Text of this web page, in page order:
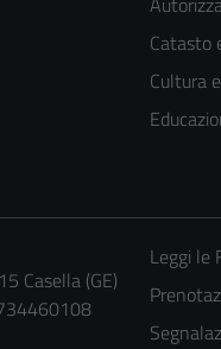
Catasto
Cultura
Casella (GE)
Leggi le